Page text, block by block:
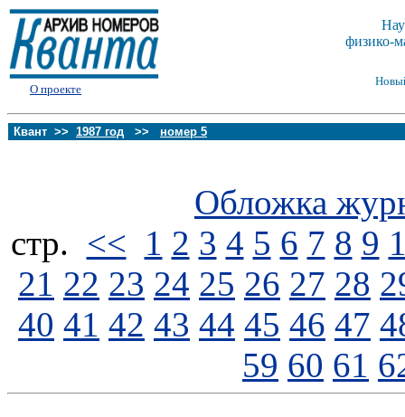
О проекте
физико-
Квант >> 1987 год >> номер 5
Обложка
стp. << 1 2 3 4 5 6 7 8 9
21 22 23 24 25 26 27 28
40 41 42 43 44 45 46 47
59 60 61